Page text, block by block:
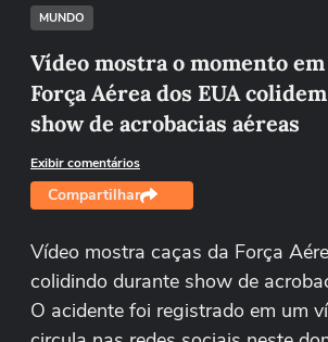
MUNDO
Vídeo mostra o momento em
Força Aérea dos EUA
show de acrobacias aéreas
Exibir comentários
Compartilhar
Vídeo mostra caças da Força
colidindo durante show de
O acidente foi registrado em um